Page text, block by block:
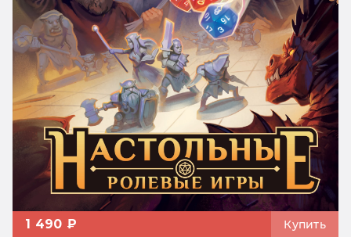
1 490 ₽ Купить